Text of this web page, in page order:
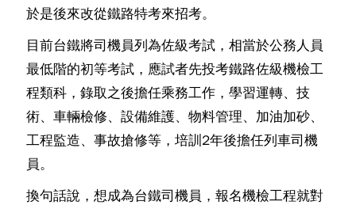
於是後來改從鐵路特考來招考。
目前台鐵將司機員列為佐級考試，相當於公務人員
最低階的初等考試，應試者先投考鐵路佐級機檢工
程類科，錄取之後擔任乘務工作，學習運轉、技
術、車輛檢修、設備維護、物料管理、加油加砂、
工程監造、事故搶修等，培訓2年後擔任列車司機
員。
換句話說，想成為台鐵司機員，報名機檢工程就對